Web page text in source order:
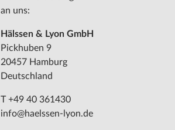
an uns:
Hälssen & Lyon GmbH
Pickhuben 9
20457 Hamburg
Deutschland
T +49 40 361430
info@haelssen-lyon.de